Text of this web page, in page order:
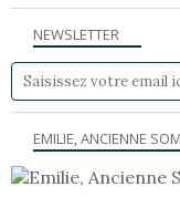
NEWSLETTER
EMILIE, ANCIENNE